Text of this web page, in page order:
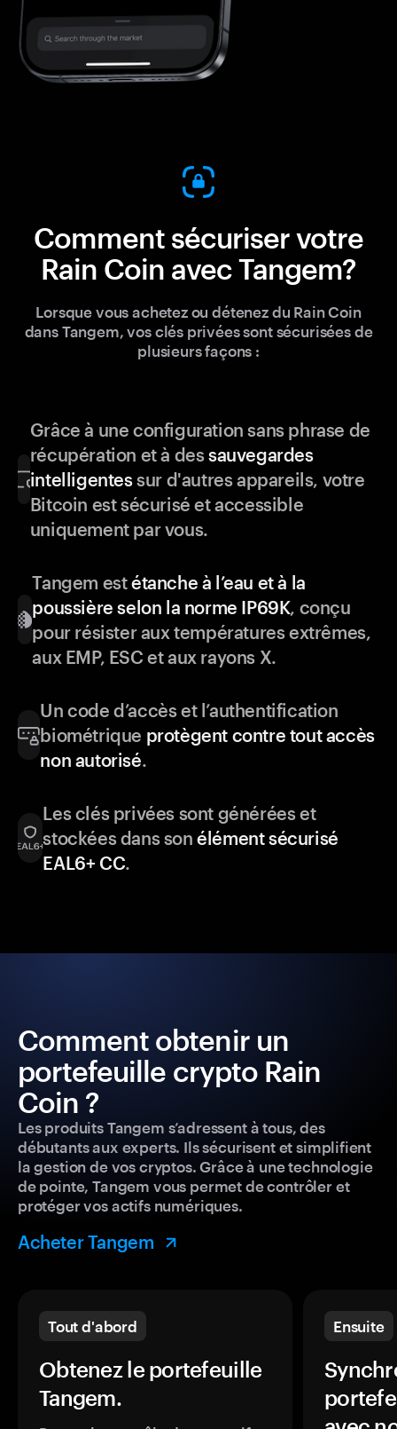
Comment sécuriser votre
Rain Coin avec Tangem?
Lorsque vous achetez ou détenez du Rain Coin
dans Tangem, vos clés privées sont sécurisées de
plusieurs façons :
Grâce à une configuration sans phrase de
récupération et à dessauvegardes
intelligentessur d'autres appareils, votre
Bitcoin est sécurisé et accessible
uniquement par vous.
Tangem estétanche à l’eau et à la
poussière selon la norme IP69K, conçu
pour résister aux températures extrêmes,
aux EMP, ESC et aux rayons X.
Un code d’accès et l’authentification
biométrique protègent contre tout accès
non autorisé.
Les clés privées sont générées et
stockées dans sonélément sécurisé
EAL6+ CC.
Comment obtenir un
portefeuille crypto Rain
Coin ?
Les produits Tangem s’adressent à tous, des
débutants aux experts. Ils sécurisent et simplifient
la gestion de vos cryptos. Grâce à une technologie
de pointe, Tangem vous permet de contrôler et
protéger vos actifs numériques.
Acheter Tangem
Tout d'abord
Obtenez le portefeuille
Tangem.
Ensuite